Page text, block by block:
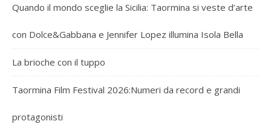
Quando il mondo sceglie la Sicilia: Taormina si veste d’arte
con Dolce&Gabbana e Jennifer Lopez illumina Isola Bella
La brioche con il tuppo
Taormina Film Festival 2026:Numeri da record e grandi
protagonisti